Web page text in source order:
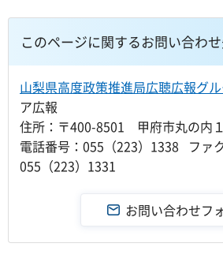
このページに関するお問い合わ
山梨県高度政策推進局広聴広報グ
ア広報
住所：〒400-8501 甲府市丸の内
電話番号：055（223）1338 ファ
055（223）1331